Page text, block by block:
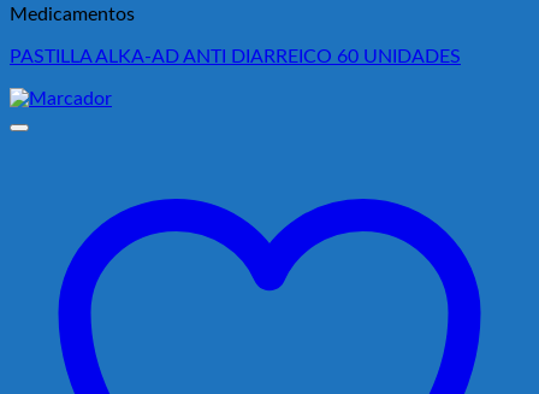
Medicamentos
PASTILLA ALKA-AD ANTI DIARREICO 60 UNIDADES